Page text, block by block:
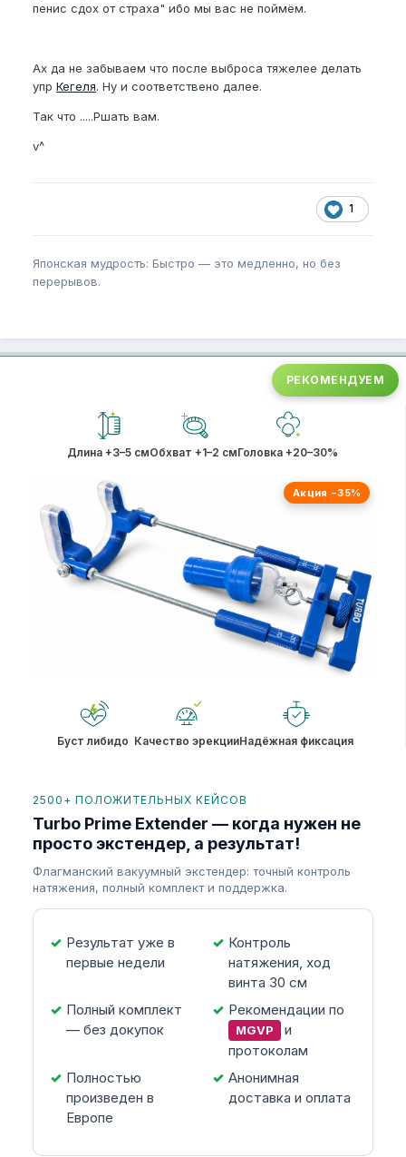
пенис сдох от страха" ибо мы вас не поймём.
Ах да не забываем что после выброса тяжелее делать
упр Кегеля. Ну и соответствено далее.
Так что .....Ршать вам.
v^
1
Японская мудрость: Быстро — это медленно, но без
перерывов.
РЕКОМЕНДУЕМ
Длина +3–5 смОбхват +1–2 смГоловка +20–30%
Акция −35%
Буст либидо Качество эрекцииНадёжная фиксация
2500+ ПОЛОЖИТЕЛЬНЫХ КЕЙСОВ
Turbo Prime Extender — когда нужен не
просто экстендер, а результат!
Флагманский вакуумный экстендер: точный контроль
натяжения, полный комплект и поддержка.
Результат уже в
первые недели
Контроль
натяжения, ход
винта 30 см
Полный комплект
— без докупок
Рекомендации по
MGVP
и
протоколам
Полностью
произведен в
Европе
Анонимная
доставка и оплата